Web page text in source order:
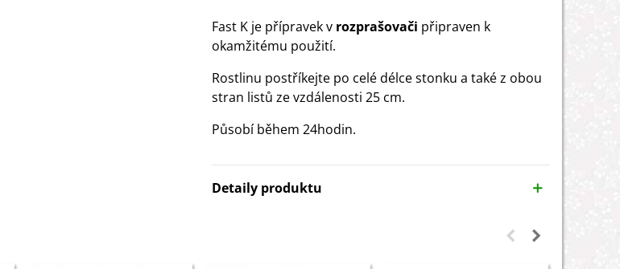
Fast K je přípravek v rozprašovači připraven k
okamžitému použití.
Rostlinu postříkejte po celé délce stonku a také z obou
stran listů ze vzdálenosti 25 cm.
Působí během 24hodin.
Detaily produktu